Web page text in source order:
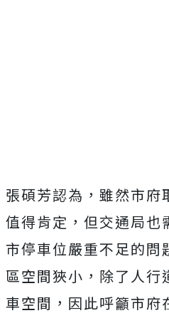
張碩芳認為，雖然市府
值得肯定，但交通局也
市停車位嚴重不足的問
區空間狹小，除了人行
車空間，因此呼籲市府